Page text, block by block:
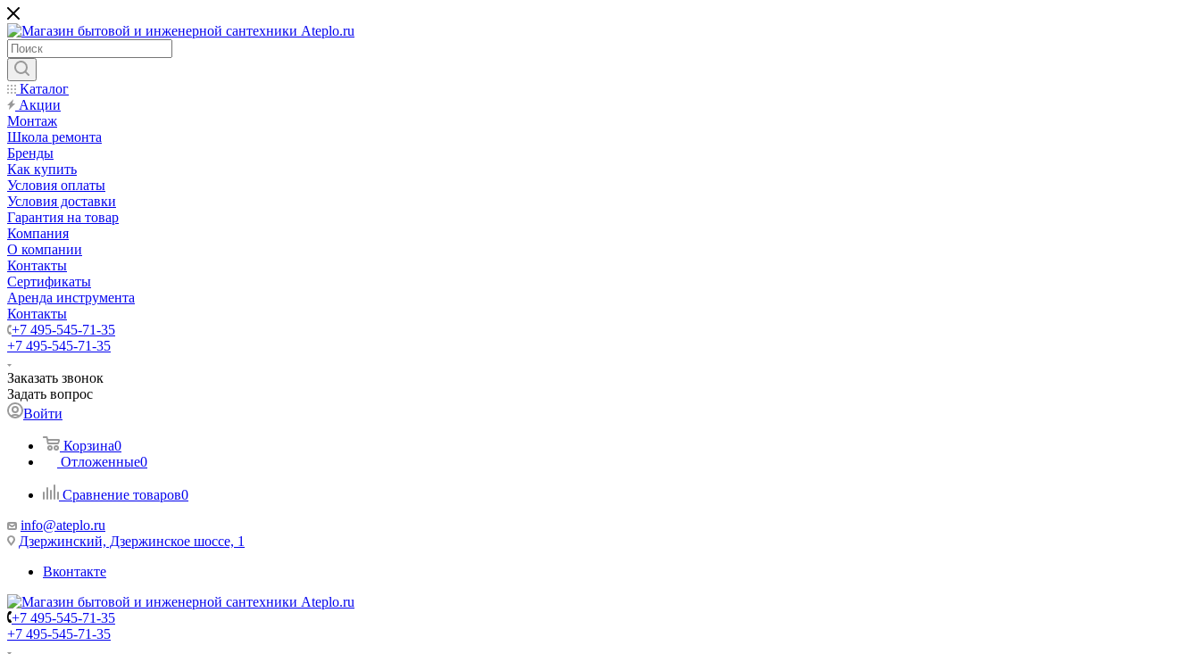
Каталог
Акции
Монтаж
Школа ремонта
Бренды
Как купить
Условия оплаты
Условия доставки
Гарантия на товар
Компания
О компании
Контакты
Сертификаты
Аренда инструмента
Контакты
+7 495-545-71-35
+7 495-545-71-35
Заказать звонок
Задать вопрос
Войти
Корзина0
Отложенные0
Сравнение товаров0
info@ateplo.ru
Дзержинский, Дзержинское шоссе, 1
Вконтакте
+7 495-545-71-35
+7 495-545-71-35